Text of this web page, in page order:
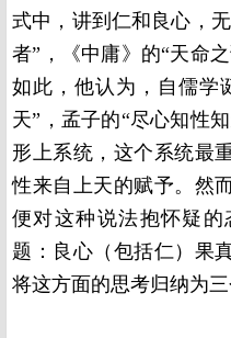
式中，讲到仁和良心，
者”，《中庸》的“天命
如此，他认为，自儒学
天”，孟子的“尽心知性
形上系统，这个系统最
性来自上天的赋予。然
便对这种说法抱怀疑
题：良心（包括仁）果
将这方面的思考归纳为三